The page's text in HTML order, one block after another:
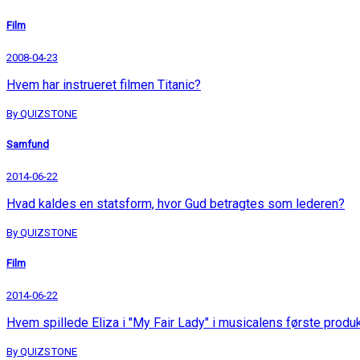
Film
2008-04-23
Hvem har instrueret filmen Titanic?
By QUIZSTONE
Samfund
2014-06-22
Hvad kaldes en statsform, hvor Gud betragtes som lederen?
By QUIZSTONE
Film
2014-06-22
Hvem spillede Eliza i "My Fair Lady" i musicalens første
By QUIZSTONE